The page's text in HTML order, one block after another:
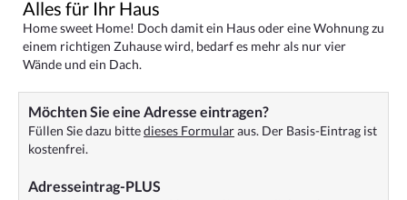
Alles für Ihr Haus
Home sweet Home! Doch damit ein Haus oder eine Wohnung zu
einem richtigen Zuhause wird, bedarf es mehr als nur vier
Wände und ein Dach.
Möchten Sie eine Adresse eintragen?
Füllen Sie dazu bittedieses Formularaus. Der Basis-Eintrag ist
kostenfrei.
Adresseintrag-PLUS